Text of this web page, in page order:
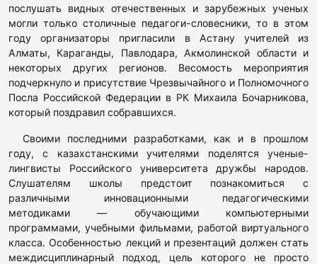
послушать видных отечественных и зарубежных ученых
могли только столичные педагоги-словесники, то в этом
году организаторы пригласили в Астану учителей из
Алматы, Караганды, Павлодара, Акмолинской области и
некоторых других регионов. Весомость мероприятия
подчеркнуло и присутствие Чрезвычайного и Полномочного
Посла Российской Федерации в РК Михаила Бочарникова,
который поздравил собравшихся.
Своими последними разработками, как и в прошлом
году, с казахстанскими учителями поделятся ученые-
лингвисты Российского университета дружбы народов.
Слушателям школы предстоит познакомиться с
различными инновационными педагогическими
методиками — обучающими компьютерными
программами, учебными фильмами, работой виртуального
класса. Особенностью лекций и презентаций должен стать
междисциплинарный подход, цель которого не просто